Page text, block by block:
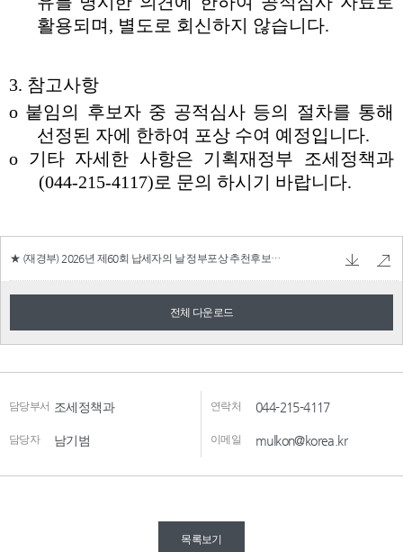
★ (재경부) 2026년 제60회 납세자의 날 정부포상 추천후보자 공개검증.hwp 46.0 KB
전체 다운로드
담당부서 조세정책과 연락처 044-215-4117
담당자 남기범 이메일 mulkon@korea.kr
목록보기